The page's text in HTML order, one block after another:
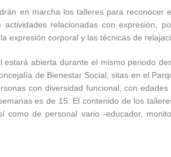
en marcha los talleres para reconocer
relacionadas con expresión,
expresión corporal y las técnicas de
abierta durante el mismo periodo
de Bienestar Social, sitas en el
con diversidad funcional, con edades
es de 15. El contenido de los
de personal vario -educador,